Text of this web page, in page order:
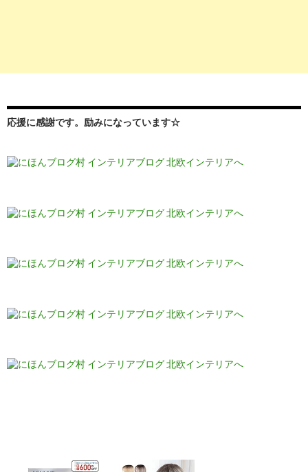
応援に感謝です。励みになっています☆